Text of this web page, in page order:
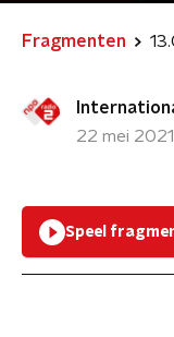
Fragmenten
22 mei
Speel